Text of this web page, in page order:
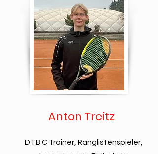
Anton Treitz
DTB C Trainer, Ranglistenspieler,